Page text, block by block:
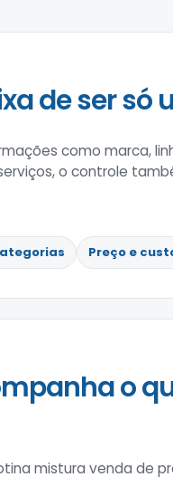
de ser só
como marca,
o controle
Preço e
o
mistura venda de